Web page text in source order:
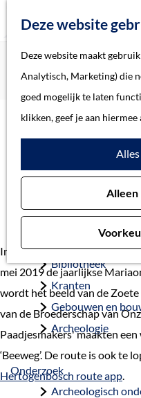
Deze website
Deze website maakt
Analytisch, Marketing) die
goed mogelijk te laten
klikken, geef je aan hiermee
Alleen
e
p
a
g
e
Home
Verhalen
Thema
Soort object
Collecties
Beeld en geluid
Bibliotheek
Kranten
Gebouwen en
Archeologie
Onderzoek
Archeologisch
Home
Actueel
Bidtocht Zoete Moeder
Bidtocht
7
In het centrum van ’s-
mei 2019 de jaarlijkse
wordt het beeld van de
van de Broederschap van
Paadjesmakers' maakten
‘Beeweg’. De route is ook te
Hertogenbosch route app.